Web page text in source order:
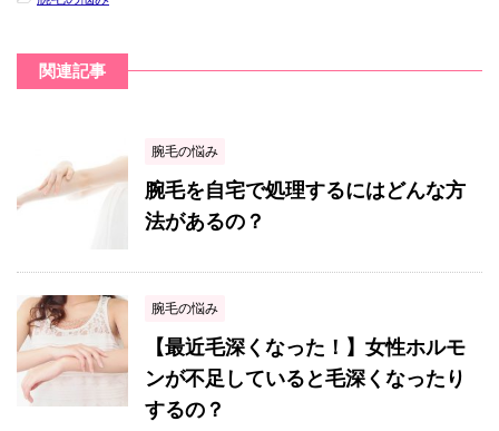
関連記事
腕毛の悩み
腕毛を自宅で処理するにはどんな方
法があるの？
腕毛の悩み
【最近毛深くなった！】女性ホルモ
ンが不足していると毛深くなったり
するの？